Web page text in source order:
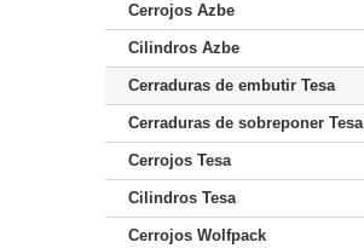
Cerrojos Azbe
Cilindros Azbe
Cerraduras de embutir Tesa
Cerraduras de sobreponer Tesa
Cerrojos Tesa
Cilindros Tesa
Cerrojos Wolfpack